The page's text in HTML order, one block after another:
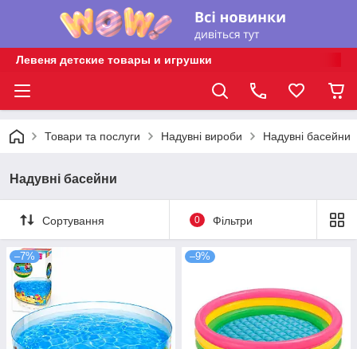
Левеня детские товары и игрушки
Товари та послуги Надувні вироби Надувні басейни
Надувні басейни
Сортування 0 Фільтри
–7% –9%